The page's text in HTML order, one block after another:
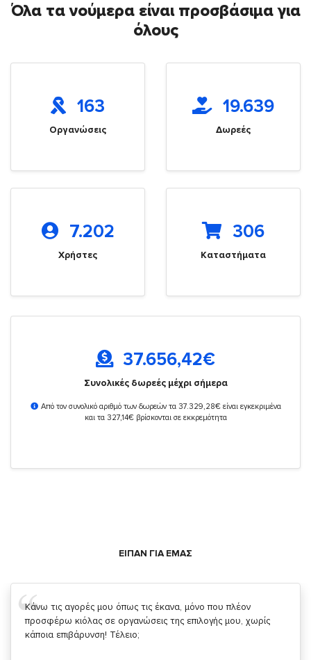
Όλα τα νούμερα είναι προσβάσιμα για
όλους
163
Οργανώσεις
19.639
Δωρεές
7.202
Χρήστες
306
Καταστήματα
37.656,42€
Συνολικές δωρεές μέχρι σήμερα
Από τον συνολικό αριθμό των δωρεών τα 37.329,28€ είναι εγκεκριμένα
και τα 327,14€ βρίσκονται σε εκκρεμότητα
ΕΙΠΑΝ ΓΙΑ ΕΜΑΣ
Σας ευχαριστώ που μας δίνετε την δυνατότητα να κάνουμε
κάτι!